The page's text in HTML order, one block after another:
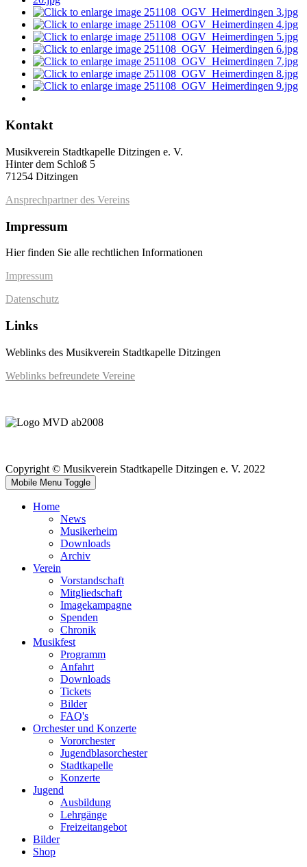
Kontakt
Musikverein Stadtkapelle Ditzingen e. V.
Hinter dem Schloß 5
71254 Ditzingen
Ansprechpartner des Vereins
Impressum
Hier finden Sie alle rechtlichen Informationen
Impressum
Datenschutz
Links
Weblinks des Musikverein Stadtkapelle Ditzingen
Weblinks befreundete Vereine
Copyright © Musikverein Stadtkapelle Ditzingen e. V. 2022
Mobile Menu Toggle
Home
News
Musikerheim
Downloads
Archiv
Verein
Vorstandschaft
Mitgliedschaft
Imagekampagne
Spenden
Chronik
Musikfest
Programm
Anfahrt
Downloads
Tickets
Bilder
FAQ's
Orchester und Konzerte
Vororchester
Jugendblasorchester
Stadtkapelle
Konzerte
Jugend
Ausbildung
Lehrgänge
Freizeitangebot
Bilder
Shop